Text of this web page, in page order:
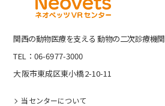
関⻄の動物医療を⽀える 動物の⼆次診療機関
TEL：06-6977-3000
大阪市東成区東小橋2-10-11
当センターについて